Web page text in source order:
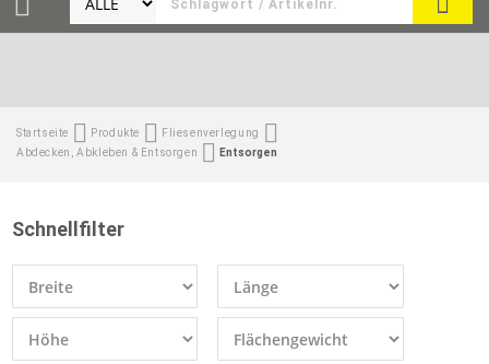
Startseite Produkte
Fliesenverlegung
Abdecken, Abkleben & Entsorgen
Entsorgen
Schnellfilter